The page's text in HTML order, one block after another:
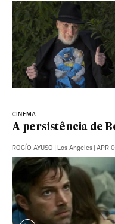
CINEMA
A persistência de
ROCÍO AYUSO | Los Angeles | APR